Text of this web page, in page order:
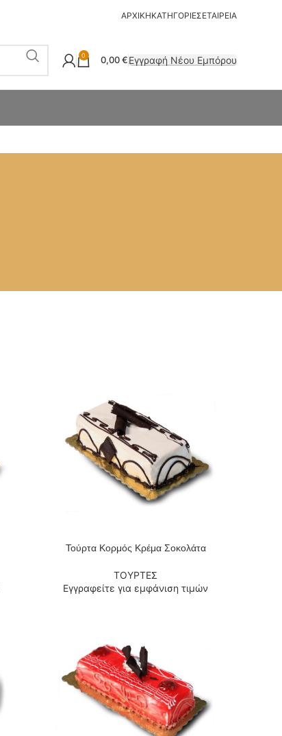
ΑΡΧΙΚΗΚΑΤΗΓΟΡΙΕΣΕΤΑΙΡΕΙΑ
0 0,00€Εγγραφή Νέου Εμπόρου
ΔΙΑΒΆΣΤΕ ΠΕΡΙΣΣΌΤΕΡΑ
Τούρτα Κορμός Κρέμα Σοκολάτα
ΤΟΥΡΤΕΣ
Εγγραφείτε για εμφάνιση τιμών